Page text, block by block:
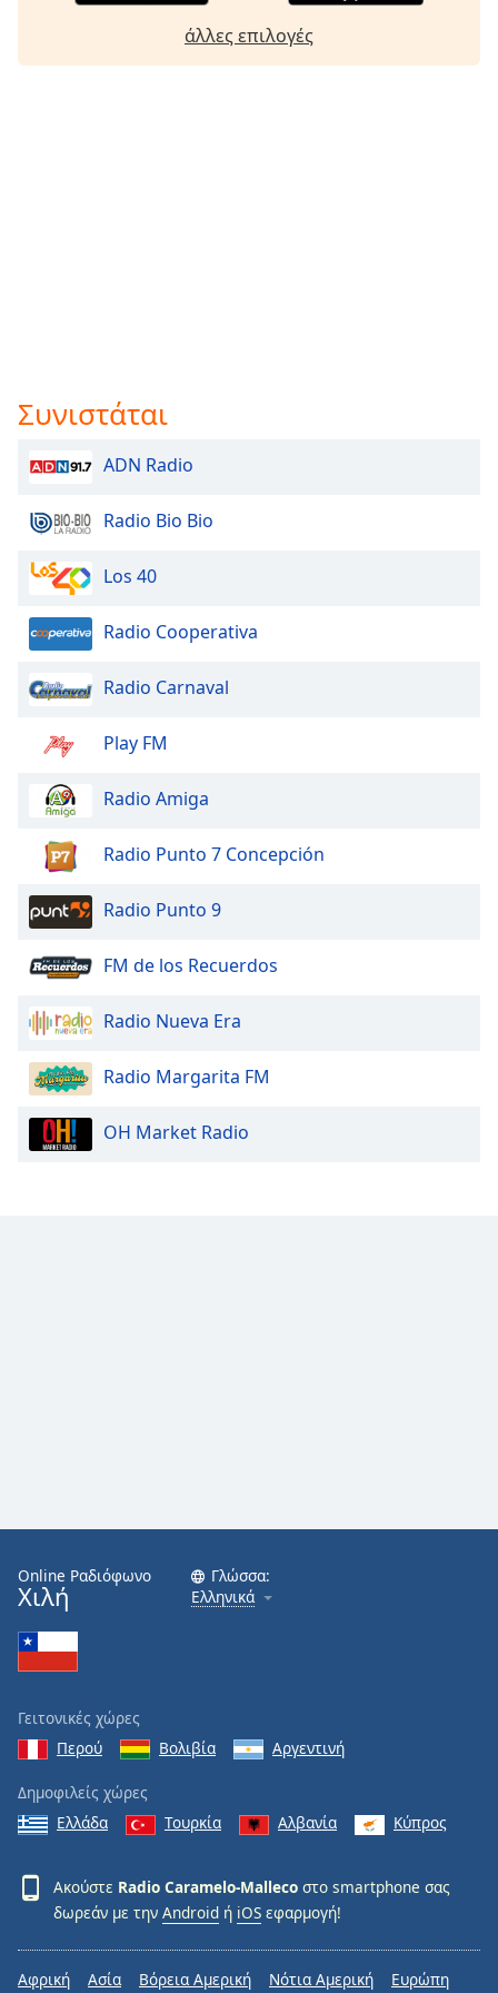
άλλες επιλογές
Συνιστάται
ADN Radio
Radio Bio Bio
Los 40
Radio Cooperativa
Radio Carnaval
Play FM
Radio Amiga
Radio Punto 7 Concepción
Radio Punto 9
FM de los Recuerdos
Radio Nueva Era
Radio Margarita FM
OH Market Radio
Online Ραδιόφωνο
Χιλή
Γλώσσα:
Ελληνικά
Γειτονικές χώρες
Περού
Βολιβία Αργεντινή
Δημοφιλείς χώρες
Ελλάδα
Τουρκία Αλβανία Κύπρος
Ακούστε Radio Caramelo-Malleco στο smartphone σας
δωρεάν με την Android ή iOS εφαρμογή!
Αφρική Ασία Βόρεια Αμερική Νότια Αμερική Ευρώπη